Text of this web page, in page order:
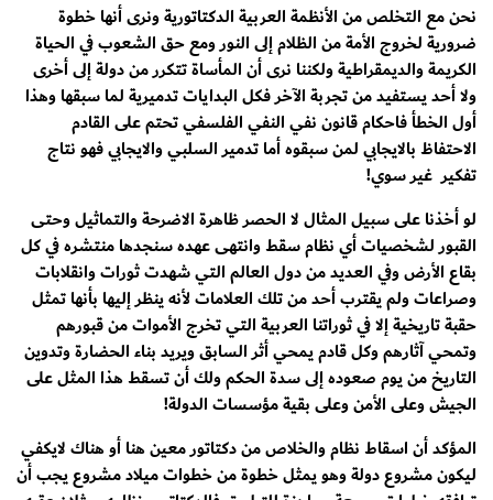
نحن مع التخلص من الأنظمة العربية الدكتاتورية ونرى أنها خطوة
ضرورية لخروج الأمة من الظلام إلى النور ومع حق الشعوب في الحياة
الكريمة والديمقراطية ولكننا نرى أن المأساة تتكرر من دولة إلى أخرى
ولا أحد يستفيد من تجربة الآخر فكل البدايات تدميرية لما سبقها وهذا
أول الخطأ فاحكام قانون نفي النفي الفلسفي تحتم على القادم
الاحتفاظ بالايجابي لمن سبقوه أما تدمير السلبي والايجابي فهو نتاج
تفكير غير سوي!
لو أخذنا على سبيل المثال لا الحصر ظاهرة الاضرحة والتماثيل وحتى
القبور لشخصيات أي نظام سقط وانتهى عهده سنجدها منتشره في كل
بقاع الأرض وفي العديد من دول العالم التي شهدت ثورات وانقلابات
وصراعات ولم يقترب أحد من تلك العلامات لأنه ينظر إليها بأنها تمثل
حقبة تاريخية إلا في ثوراتنا العربية التي تخرج الأموات من قبورهم
وتمحي آثارهم وكل قادم يمحي أثر السابق ويريد بناء الحضارة وتدوين
التاريخ من يوم صعوده إلى سدة الحكم ولك أن تسقط هذا المثل على
الجيش وعلى الأمن وعلى بقية مؤسسات الدولة!
المؤكد أن اسقاط نظام والخلاص من دكتاتور معين هنا أو هناك لايكفي
ليكون مشروع دولة وهو يمثل خطوة من خطوات ميلاد مشروع يجب أن